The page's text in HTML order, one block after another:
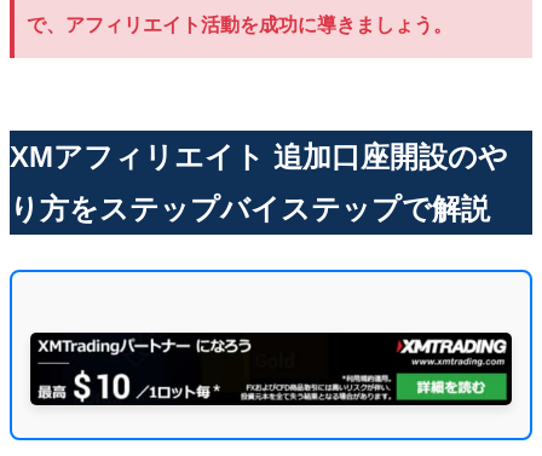
で、アフィリエイト活動を成功に導きましょう。
XMアフィリエイト 追加口座開設のや
り方をステップバイステップで解説